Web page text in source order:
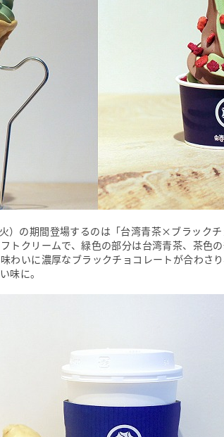
）の期間登場するのは「台湾青茶×ブラック
トクリームで、緑色の部分は台湾青茶、茶色
わいに濃厚なブラックチョコレートが合わさ
味に。